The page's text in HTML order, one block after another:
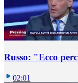
Russo: "Ecco
02:01